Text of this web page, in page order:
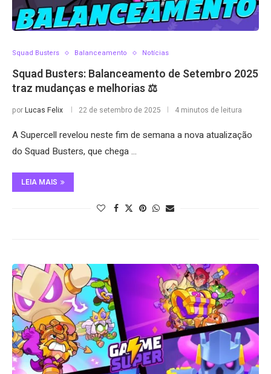
Squad Busters Balanceamento Notícias
Squad Busters: Balanceamento de Setembro 2025
traz mudanças e melhorias ⚖️
porLucas Felix 22 de setembro de 2025 4 minutos de leitura
A Supercell revelou neste fim de semana a nova atualização
do Squad Busters, que chega …
LEIA MAIS